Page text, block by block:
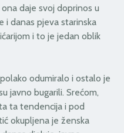
daje svoj doprinos u
i danas pjeva starinska
i to je jedan oblik
odumiralo i ostalo je
javno bugarili. Srećom,
ta tendencija i pod
okupljena je ženska